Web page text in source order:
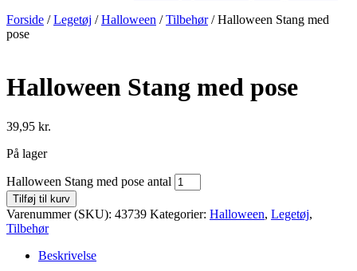
Forside /Legetøj /Halloween /Tilbehør/ Halloween Stang med
pose
Halloween Stang med pose
39,95 kr.
På lager
Halloween Stang med pose antal
Tilføj til kurv
Varenummer (SKU): 43739 Kategorier: Halloween, Legetøj,
Tilbehør
Beskrivelse